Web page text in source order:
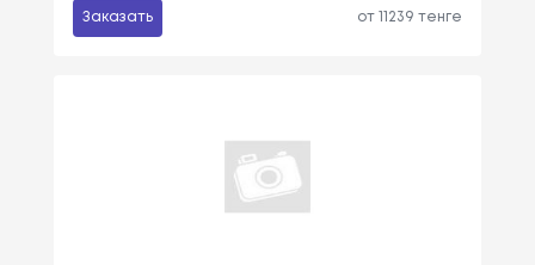
Заказать от 11239 тенге